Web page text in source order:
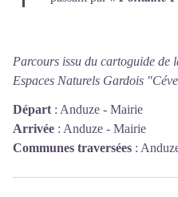
Parcours issu du cartoguide de
Espaces Naturels Gardois
Départ : Anduze - Mairie
Arrivée : Anduze - Mairie
Communes traversées :